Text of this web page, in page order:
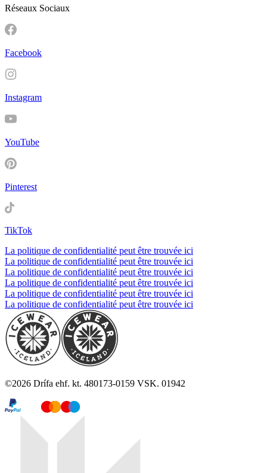
Réseaux Sociaux
Facebook
Instagram
YouTube
Pinterest
TikTok
La politique de confidentialité peut être trouvée ici
La politique de confidentialité peut être trouvée ici
La politique de confidentialité peut être trouvée ici
La politique de confidentialité peut être trouvée ici
La politique de confidentialité peut être trouvée ici
La politique de confidentialité peut être trouvée ici
©2026 Drífa ehf. kt. 480173-0159 VSK. 01942